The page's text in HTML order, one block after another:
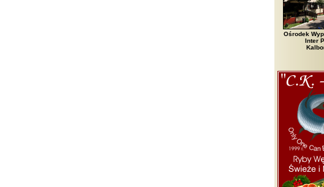
Arłamów, Augustów, Babice Stare, Bachanowo, Barczewo, Bardo, Białobrzegi,
Ośrodek
Inter